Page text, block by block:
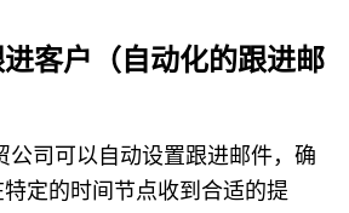
客户（自动化的跟进邮
公司可以自动设置跟进邮件，确
定的时间节点收到合适的提